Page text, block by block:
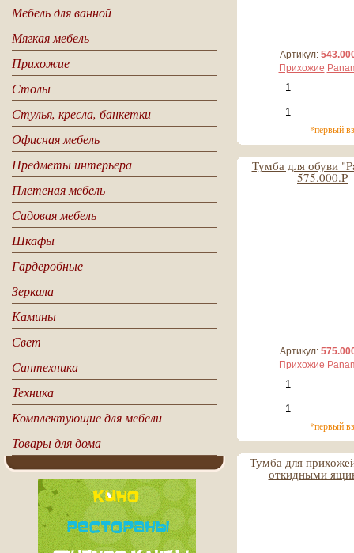
Мебель для ванной
Мягкая мебель
Прихожие
Столы
Стулья, кресла, банкетки
Офисная мебель
Предметы интерьера
Плетеная мебель
Садовая мебель
Шкафы
Гардеробные
Зеркала
Камины
Свет
Сантехника
Техника
Комплектующие для мебели
Товары для дома
Артикул:
Прихожие
*первый
Тумба для обуви
575.000.P
Артикул:
Прихожие
*первый
Тумба для
откидными